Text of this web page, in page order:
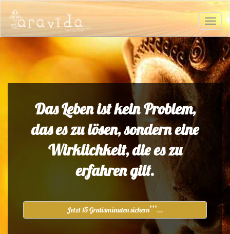
Das Leben ist kein Problem,
das es zu lösen, sondern eine
Wirklichkeit, die es zu
erfahren gilt.
Jetzt 15 Gratisminuten sichern***...